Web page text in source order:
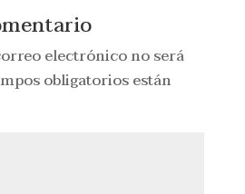
electrónico no será
obligatorios están